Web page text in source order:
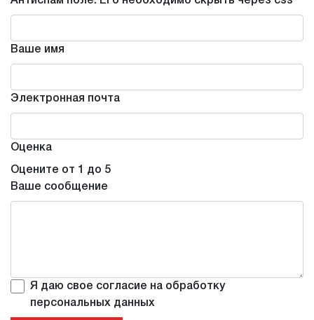
Ваше имя
Электронная почта
Оценка
Оцените от 1 до 5
Ваше сообщение
Я даю свое согласие на обработку
персональных данных